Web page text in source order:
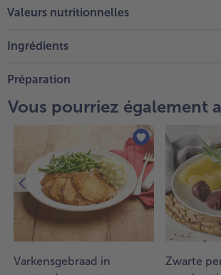
Valeurs nutritionnelles
Ingrédients
Préparation
Vous pourriez également
Varkensgebraad in
Zwarte